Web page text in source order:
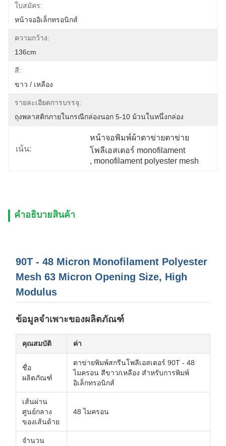
ใบสมัคร:
หน้าจออิเล็กทรอนิกส์
ความกว้าง:
136cm
สี:
ขาว / เหลือง
รายละเอียดการบรรจุ:
ถุงพลาสติกภายในกรณีกล่องนอก 5-10 ม้วนในหนึ่งกล่อง
เน้น:
หน้าจอพิมพ์ผ้าตาข่ายตาข่าย
โพลีเอสเตอร์ monofilament
, monofilament polyester mesh
คําอธิบายสินค้า
90T - 48 Micron Monofilament Polyester
Mesh 63 Micron Opening Size, High
Modulus
ข้อมูลจำเพาะของผลิตภัณฑ์
คุณสมบัติ ค่า
ชื่อ
ผลิตภัณฑ์
ตาข่ายพิมพ์สกรีนโพลีเอสเตอร์ 90T - 48
ไมครอน สีขาว/เหลือง สำหรับการพิมพ์
อิเล็กทรอนิกส์
เส้นผ่าน
ศูนย์กลาง
ของเส้นด้าย
48 ไมครอน
จำนวน